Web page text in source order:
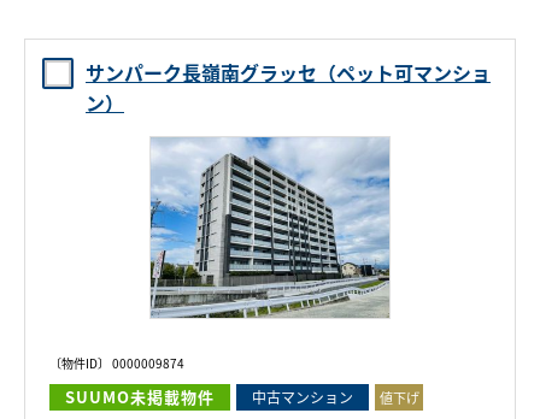
サンパーク長嶺南グラッセ（ペット可マンショ
ン）
〔物件ID〕 0000009874
SUUMO未掲載物件 中古マンション 値下げ